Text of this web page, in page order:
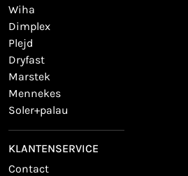
wiha
dimplex
plejd
dryfast
marstek
mennekes
soler+palau
KLANTENSERVICE
contact